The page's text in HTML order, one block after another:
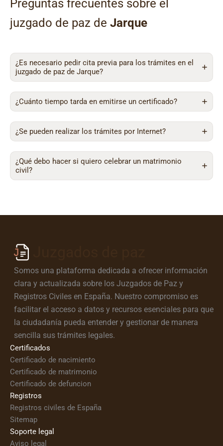
Preguntas frecuentes sobre el
juzgado de paz de Jarque
¿Es necesario pedir cita previa para los trámites en el
juzgado de paz de Jarque?
¿Cuánto tiempo tarda en emitirse un certificado?
¿Se pueden realizar los trámites por Internet?
¿Qué debo hacer si quiero celebrar un matrimonio
civil?
Somos una plataforma dedicada a ofrecer información
clara y actualizada sobre los Juzgados de Paz y
Registros Civiles en España. Nuestro compromiso es
facilitar el acceso a datos y recursos esenciales para que
la ciudadanía pueda entender y gestionar de manera
sencilla sus trámites legales.
Certificados
Certificado de nacimiento
Certificado de matrimonio
Certificado de defuncion
Registros
Registros civiles de España
Sitemap
Soporte legal
Aviso legal